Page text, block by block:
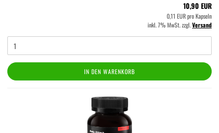
10,90 EUR
0,11 EUR pro Kapseln
inkl. 7% MwSt. zzgl.Versand
IN DEN WARENKORB